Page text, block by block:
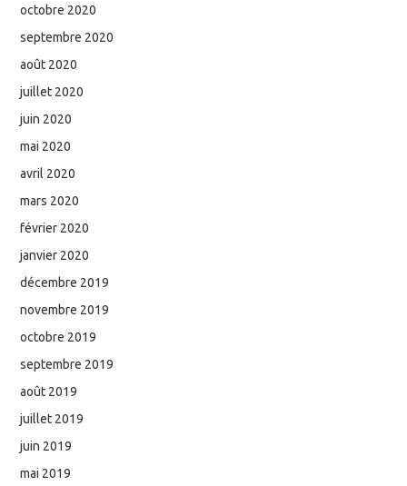
octobre 2020
septembre 2020
août 2020
juillet 2020
juin 2020
mai 2020
avril 2020
mars 2020
février 2020
janvier 2020
décembre 2019
novembre 2019
octobre 2019
septembre 2019
août 2019
juillet 2019
juin 2019
mai 2019